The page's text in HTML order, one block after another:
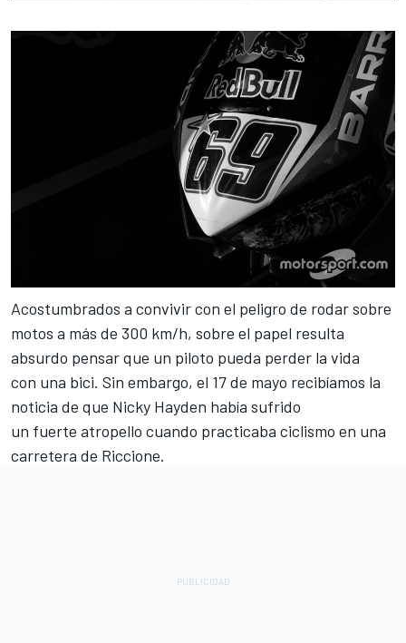
Acostumbrados a convivir con el peligro de rodar sobre
motos a más de 300 km/h, sobre el papel resulta
absurdo pensar que un piloto pueda perder la vida
con una bici. Sin embargo, el 17 de mayo recibíamos la
noticia de que Nicky Hayden había sufrido
un fuerte atropello cuando practicaba ciclismo en una
carretera de Riccione.